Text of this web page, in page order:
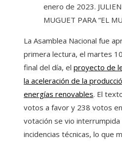
enero de 2023. JULIEN
MUGUET PARA “EL
La Asamblea Nacional fue
primera lectura, el martes
final del día, el proyecto de
la aceleración de la
energías renovables. El
votos a favor y 238 votos
votación se vio
incidencias técnicas, lo que